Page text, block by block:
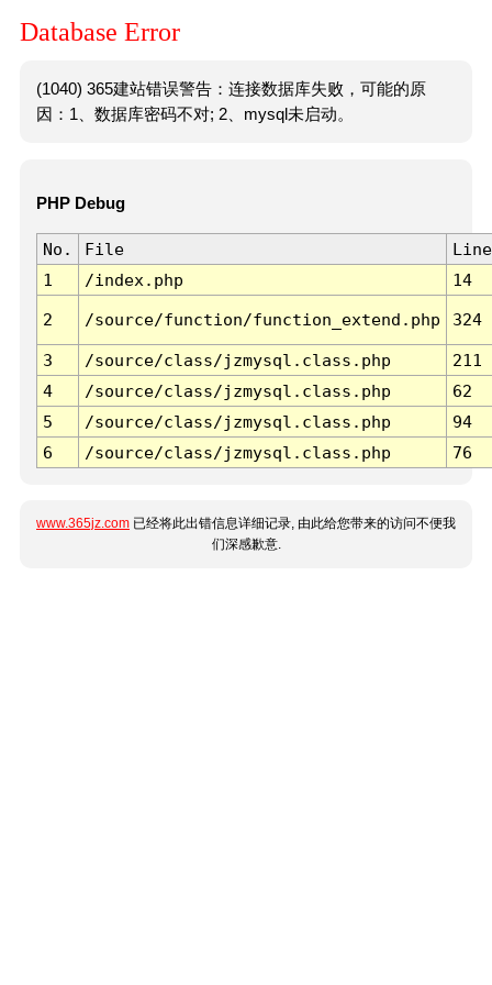
Database Error
(1040) 365建站错误警告：连接数据库失败，可能的原
因：1、数据库密码不对; 2、mysql未启动。
PHP Debug
No. File
Line
1
/index.php 14
2 /source/function/function_extend.php 324
3 /source/class/jzmysql.class.php
211
4
/source/class/jzmysql.class.php
62
5
/source/class/jzmysql.class.php
94
6
/source/class/jzmysql.class.php 76
www.365jz.com 已经将此出错信息详细记录, 由此给您带来的访问不便我
们深感歉意.